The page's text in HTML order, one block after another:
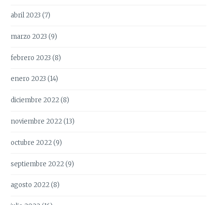
abril 2023 (7)
marzo 2023 (9)
febrero 2023 (8)
enero 2023 (14)
diciembre 2022(8)
noviembre 2022(13)
octubre 2022(9)
septiembre 2022(9)
agosto 2022(8)